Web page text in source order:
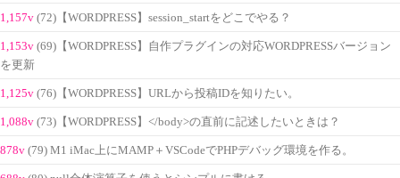
1,157v (72)【WORDPRESS】session_startをどこでやる？
1,153v (69)【WORDPRESS】自作プラグインの対応WORDPRESSバージョン
を更新
1,125v (76)【WORDPRESS】URLから投稿IDを知りたい。
1,088v (73)【WORDPRESS】</body>の直前に記述したいときは？
878v (79) M1 iMac上にMAMP＋VSCodeでPHPデバッグ環境を作る。